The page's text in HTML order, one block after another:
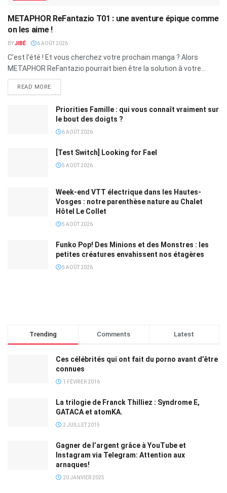
METAPHOR ReFantazio T01 : une aventure épique comme
on les aime !
BYJIBÉ 6 AOÛT 2026
C'est l'été ! Et vous cherchez votre prochain manga ? Alors
METAPHOR ReFantazio pourrait bien être la solution à votre...
READ MORE
Priorities Famille : qui vous connaît vraiment sur
le bout des doigts ?
6 AOÛT 2026
[Test Switch] Looking for Fael
5 AOÛT 2026
Week-end VTT électrique dans les Hautes-
Vosges : notre parenthèse nature au Chalet
Hôtel Le Collet
5 AOÛT 2026
Funko Pop! Des Minions et des Monstres : les
petites créatures envahissent nos étagères
5 AOÛT 2026
Trending Comments Latest
Ces célébrités qui ont fait du porno avant d’être
connues
1 FÉVRIER 2016
La trilogie de Franck Thilliez : Syndrome E,
GATACA et atomKA.
2 JUILLET 2015
Gagner de l’argent grâce à YouTube et
Instagram via Telegram: Attention aux
arnaques!
20 JANVIER 2025